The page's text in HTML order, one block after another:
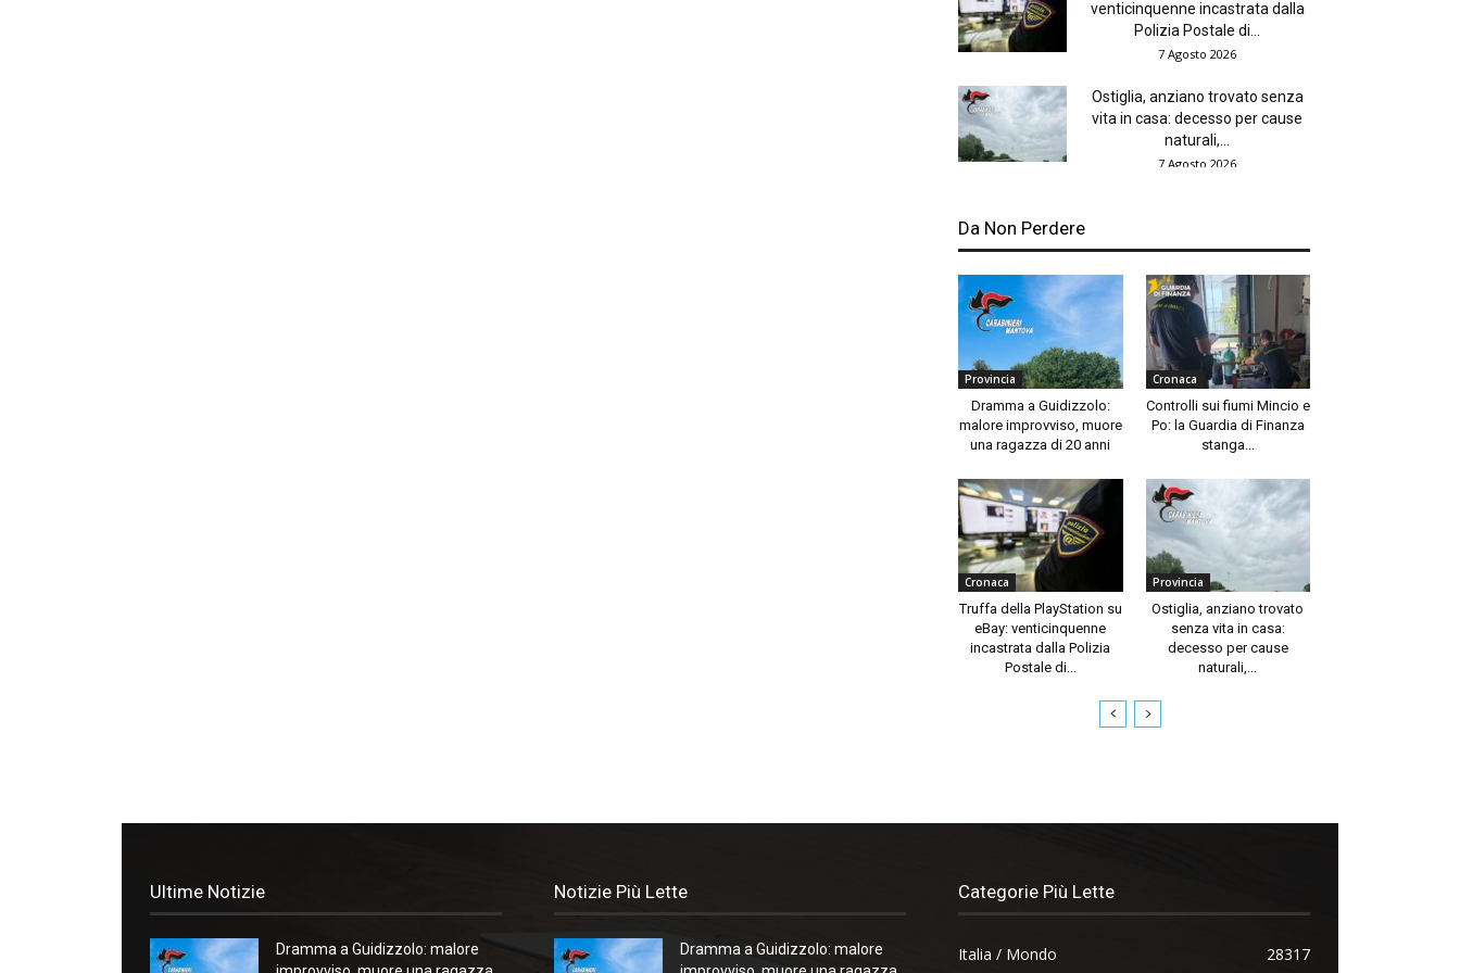
venticinquenne incastrata dalla
Polizia Postale di...
7 Agosto 2026
Ostiglia, anziano trovato senza
vita in casa: decesso per cause
naturali,...
7 Agosto 2026
Da Non Perdere
Provincia
Dramma a Guidizzolo:
malore improvviso, muore
una ragazza di 20 anni
Cronaca
Controlli sui fiumi Mincio e
Po: la Guardia di Finanza
stanga...
Cronaca
Truffa della PlayStation su
eBay: venticinquenne
incastrata dalla Polizia
Postale di...
Provincia
Ostiglia, anziano trovato
senza vita in casa:
decesso per cause
naturali,...
Ultime Notizie
Dramma a Guidizzolo: malore
Notizie Più Lette
Dramma a Guidizzolo: malore
Categorie Più Lette
Italia / Mondo 28317